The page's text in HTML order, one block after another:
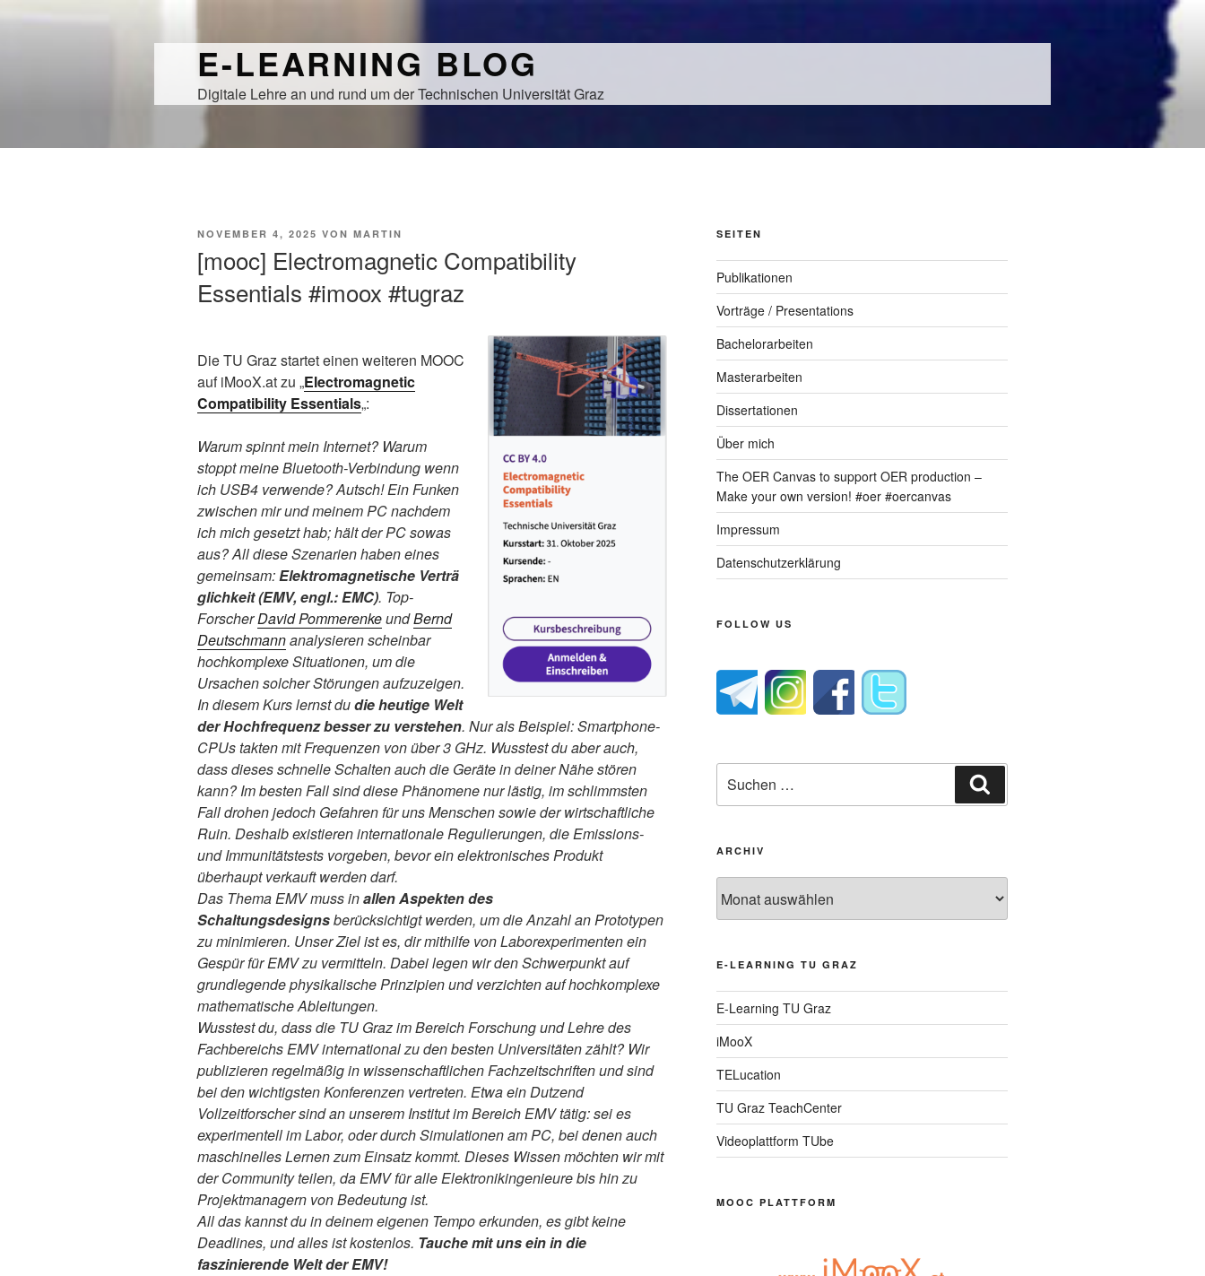
E-LEARNING BLOG
Digitale Lehre an und rund um der Technischen Universität Graz
VERÖFFENTLICHT
NOVEMBER 4, 2025 VON MARTIN
[mooc] Electromagnetic Compatibility
Essentials #imoox #tugraz
Die TU Graz startet einen weiteren MOOC
auf iMooX.at zu „Electromagnetic
Compatibility Essentials„:
Warum spinnt mein Internet? Warum
stoppt meine Bluetooth-Verbindung wenn
ich USB4 verwende? Autsch! Ein Funken
zwischen mir und meinem PC nachdem
ich mich gesetzt hab; hält der PC sowas
aus? All diese Szenarien haben eines
gemeinsam:Elektromagnetische Verträ
glichkeit (EMV, engl.: EMC). Top-
ForscherDavid PommerenkeundBernd
Deutschmannanalysieren scheinbar
hochkomplexe Situationen, um die
Ursachen solcher Störungen aufzuzeigen.
In diesem Kurs lernst dudie heutige Welt
der Hochfrequenz besser zu verstehen. Nur als Beispiel: Smartphone-
CPUs takten mit Frequenzen von über 3 GHz. Wusstest du aber auch,
dass dieses schnelle Schalten auch die Geräte in deiner Nähe stören
kann? Im besten Fall sind diese Phänomene nur lästig, im schlimmsten
Fall drohen jedoch Gefahren für uns Menschen sowie der wirtschaftliche
Ruin. Deshalb existieren internationale Regulierungen, die Emissions-
und Immunitätstests vorgeben, bevor ein elektronisches Produkt
überhaupt verkauft werden darf.
Das Thema EMV muss inallen Aspekten des
Schaltungsdesignsberücksichtigt werden, um die Anzahl an Prototypen
zu minimieren. Unser Ziel ist es, dir mithilfe von Laborexperimenten ein
Gespür für EMV zu vermitteln. Dabei legen wir den Schwerpunkt auf
grundlegende physikalische Prinzipien und verzichten auf hochkomplexe
mathematische Ableitungen.
Wusstest du, dass die TU Graz im Bereich Forschung und Lehre des
Fachbereichs EMV international zu den besten Universitäten zählt? Wir
publizieren regelmäßig in wissenschaftlichen Fachzeitschriften und sind
bei den wichtigsten Konferenzen vertreten. Etwa ein Dutzend
Vollzeitforscher sind an unserem Institut im Bereich EMV tätig: sei es
experimentell im Labor, oder durch Simulationen am PC, bei denen auch
maschinelles Lernen zum Einsatz kommt. Dieses Wissen möchten wir mit
der Community teilen, da EMV für alle Elektronikingenieure bis hin zu
Projektmanagern von Bedeutung ist.
All das kannst du in deinem eigenen Tempo erkunden, es gibt keine
Deadlines, und alles ist kostenlos. Tauche mit uns ein in die
faszinierende Welt der EMV!
SEITEN
Publikationen
Vorträge / Presentations
Bachelorarbeiten
Masterarbeiten
Dissertationen
Über mich
The OER Canvas to support OER production –
Make your own version! #oer #oercanvas
Impressum
Datenschutzerklärung
FOLLOW US
nach:
ARCHIV
E-LEARNING TU GRAZ
E-Learning TU Graz
iMooX
TELucation
TU Graz TeachCenter
Videoplattform TUbe
MOOC PLATTFORM